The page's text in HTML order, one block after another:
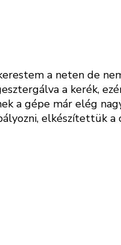
a neten de
a kerék,
a gépe már elég
elkészítettük